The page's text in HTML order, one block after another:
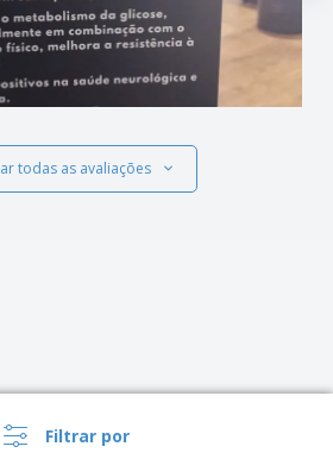
Filtrar por
todas as avaliações